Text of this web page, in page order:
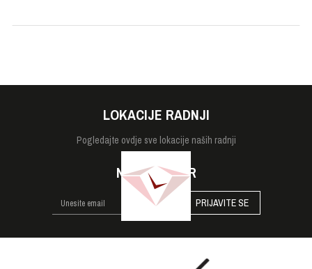
LOKACIJE RADNJI
Pogledajte ovdje sve lokacije naših radnji
NEWSLETTER
PRIJAVITE SE